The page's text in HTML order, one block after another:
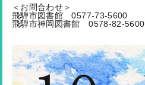
＜お問合わせ＞
飛騨市図書館 0577-73-5600
飛騨市神岡図書館 0578-82-5600